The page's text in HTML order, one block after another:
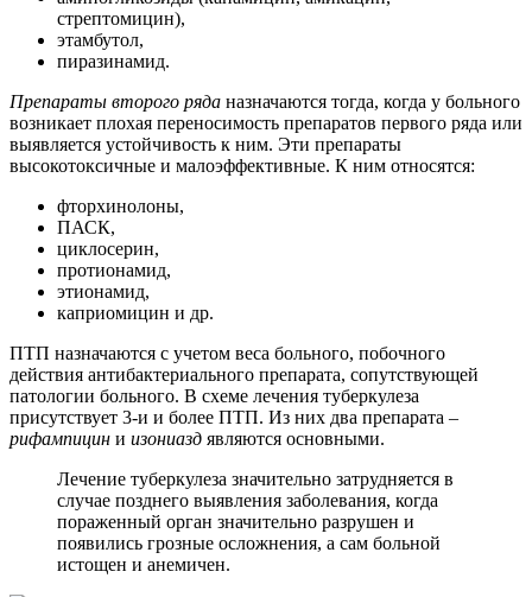
стрептомицин),
этамбутол,
пиразинамид.
Препараты второго ряда назначаются тогда, когда у больного
возникает плохая переносимость препаратов первого ряда или
выявляется устойчивость к ним. Эти препараты
высокотоксичные и малоэффективные. К ним относятся:
фторхинолоны,
ПАСК,
циклосерин,
протионамид,
этионамид,
каприомицин и др.
ПТП назначаются с учетом веса больного, побочного
действия антибактериального препарата, сопутствующей
патологии больного. В схеме лечения туберкулеза
присутствует 3-и и более ПТП. Из них два препарата –
рифампицин и изониазд являются основными.
Лечение туберкулеза значительно затрудняется в
случае позднего выявления заболевания, когда
пораженный орган значительно разрушен и
появились грозные осложнения, а сам больной
истощен и анемичен.